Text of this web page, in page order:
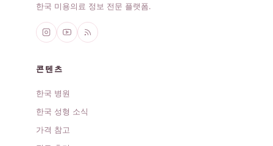
한국 미용의료 정보 전문 플랫폼.
콘텐츠
한국 병원
한국 성형 소식
가격 참고